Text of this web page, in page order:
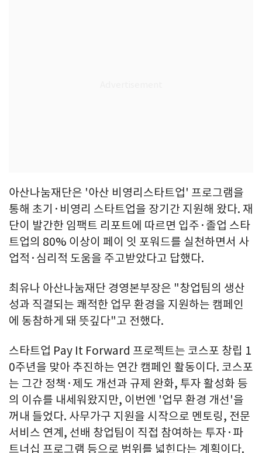
아산나눔재단은 '아산 비영리스타트업' 프로그램을
통해 초기·비영리 스타트업을 장기간 지원해 왔다. 재
단이 발간한 임팩트 리포트에 따르면 입주·졸업 스타
트업의 80% 이상이 페이 잇 포워드를 실천하면서 사
업적·심리적 도움을 주고받았다고 답했다.
최유나 아산나눔재단 경영본부장은 "창업팀의 생산
성과 직결되는 쾌적한 업무 환경을 지원하는 캠페인
에 동참하게 돼 뜻깊다"고 전했다.
스타트업 Pay It Forward 프로젝트는 코스포 창립 1
0주년을 맞아 추진하는 연간 캠페인 활동이다. 코스포
는 그간 정책·제도 개선과 규제 완화, 투자 활성화 등
의 이슈를 내세워왔지만, 이번엔 '업무 환경 개선'을
꺼내 들었다. 사무가구 지원을 시작으로 멘토링, 전문
서비스 연계, 선배 창업팀이 직접 참여하는 투자·파
트너십 프로그램 등으로 범위를 넓힌다는 계획이다.